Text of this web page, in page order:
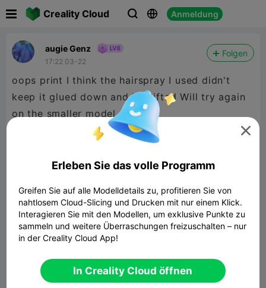
Creality Cloud   Anmeldung
augie Genz
17:22 03-22
Folgen
oops print I think the hairspray I used didn't
keep it glued down and it shifted Will try again
on the smaller model
Gyro Air
40.67MB Zugehöriges 3D-Modell

Erleben Sie das volle Programm
Greifen Sie auf alle Modelldetails zu, profitieren Sie von
nahtlosem Cloud-Slicing und Drucken mit nur einem Klick.
Interagieren Sie mit den Modellen, um exklusive Punkte zu
sammeln und weitere Überraschungen freizuschalten – nur
in der Creality Cloud App!
In Creality Cloud öffnen